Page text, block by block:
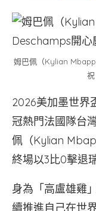
姆巴佩（Kylian
祝
2026美加墨世界
冠熱門法國隊台
佩（Kylian
終場以3比0擊退
身為「高盧雄雞
續推進自己在世